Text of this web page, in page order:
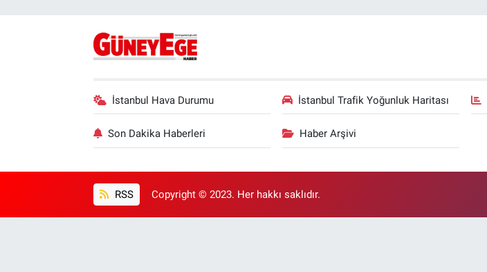
İstanbul Hava Durumu İstanbul Trafik Yoğunluk Haritası
Son Dakika Haberleri Haber Arşivi
RSS Copyright © 2023. Her hakkı saklıdır.